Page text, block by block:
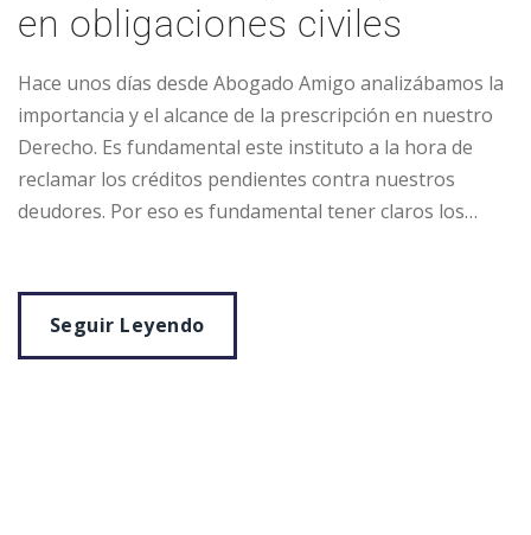
en obligaciones civiles
Hace unos días desde Abogado Amigo analizábamos la
importancia y el alcance de la prescripción en nuestro
Derecho. Es fundamental este instituto a la hora de
reclamar los créditos pendientes contra nuestros
deudores. Por eso es fundamental tener claros los…
Seguir Leyendo